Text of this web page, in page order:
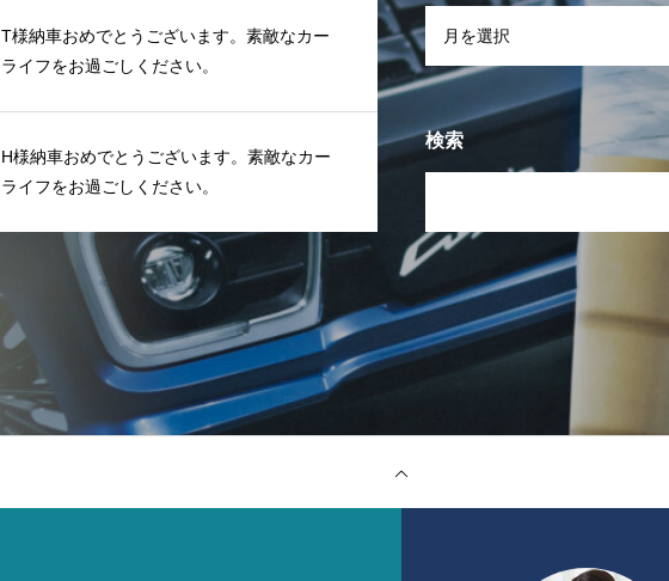
T様納車おめでとうございます。素敵なカー
ライフをお過ごしください。
H様納車おめでとうございます。素敵なカー
ライフをお過ごしください。
検索